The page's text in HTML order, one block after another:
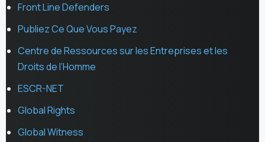
Front Line Defenders
Publiez Ce Que Vous Payez
Centre de Ressources sur les Entreprises et les
Droits de l’Homme
ESCR-NET
Global Rights
Global Witness